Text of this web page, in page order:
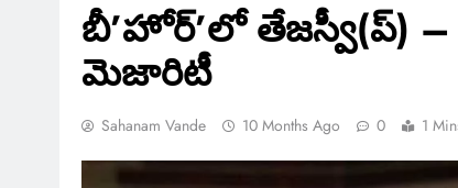
బీ’హోర్’లో తేజస్వీ(ప్) –
మెజారిటీ
Sahanam Vande 10 Months Ago 0 1